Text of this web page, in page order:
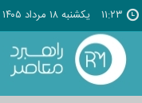
۱۱:۲۳ يکشنبه ۱۸ مرداد ۱۴۰۵